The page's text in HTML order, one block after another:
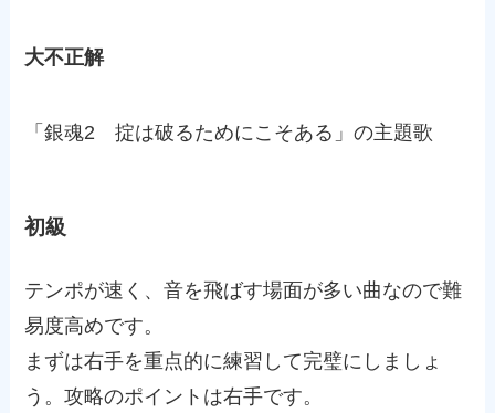
大不正解
「銀魂2 掟は破るためにこそある」の主題歌
初級
テンポが速く、音を飛ばす場面が多い曲なので難
易度高めです。
まずは右手を重点的に練習して完璧にしましょ
う。攻略のポイントは右手です。